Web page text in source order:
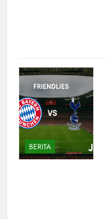
BERITA